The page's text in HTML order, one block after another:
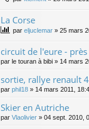
La Corse
par eljuclemar » 25 mars
circuit de l'eure -
par le touran à bibi » 14 mars
sortie, rallye renault
par phil18 » 14 mars 2011,
Skier en Autriche
par Vlaolivier » 04 sept. 2010,